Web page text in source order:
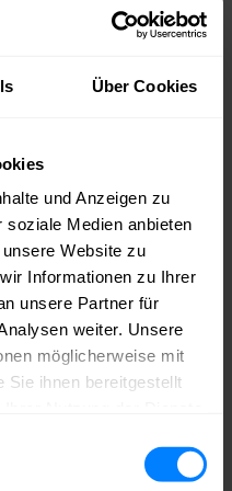
Über Cookies
und Anzeigen zu
soziale Medien anbieten
Website zu
Informationen zu Ihrer
unsere Partner für
weiter. Unsere
möglicherweise mit
Sie ihnen bereitgestellt
in die nächste Runde!
von CDU,
& Die Linke
bedeutet das für unsere
wir uns vom…